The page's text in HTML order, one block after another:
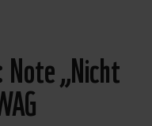
Note „Nicht